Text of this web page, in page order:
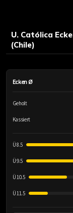
U. Católica
(Chile)
Ecken Ø
Geholt
Kassiert
Ü 8.5
Ü 9.5
Ü 10.5
Ü 11.5